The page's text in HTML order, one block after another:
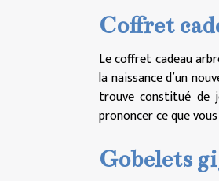
Coffret
Le coffret cadeau
la naissance d’un
trouve constitué de
prononcer ce que
Gobelets